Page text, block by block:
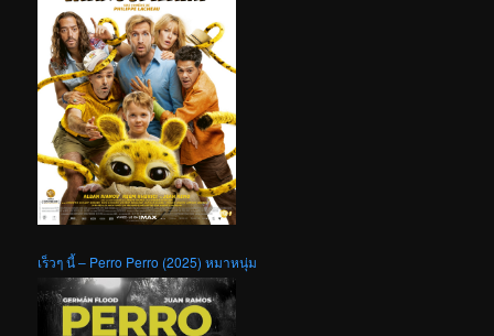
เร็วๆ นี้ – Perro Perro (2025) หมาหนุ่ม